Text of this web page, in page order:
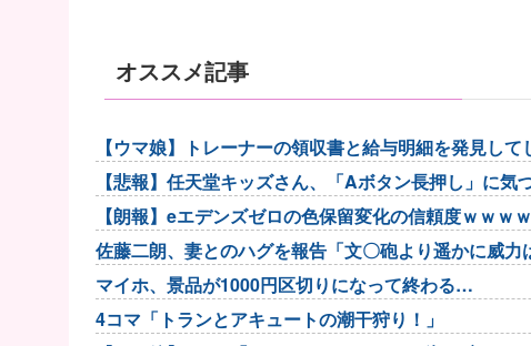
オススメ記事
【ウマ娘】トレーナーの領収書と給与明細を発見し
【悲報】任天堂キッズさん、「Aボタン長押し」に
【朗報】eエデンズゼロの色保留変化の信頼度ｗｗｗ
佐藤二朗、妻とのハグを報告「文〇砲より遥かに威力
マイホ、景品が1000円区切りになって終わる…
4コマ「トランとアキュートの潮干狩り！」